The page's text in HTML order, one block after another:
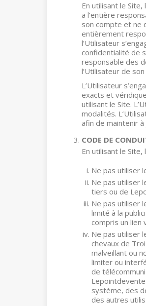
En utilisant le Site,
a l’entière
son compte et ne
entièrement
l’Utilisateur
confidentialité de
responsable des
l’Utilisateur de
L’Utilisateur
exacts et
utilisant le Site.
modalités.
afin de maintenir
CODE DE
En utilisant le Site,
Ne pas utiliser
Ne pas utiliser
tiers ou de
Ne pas utiliser
limité à la
compris un lien
Ne pas utiliser
chevaux de
malveillant ou
limiter ou
de
système, des
des autres